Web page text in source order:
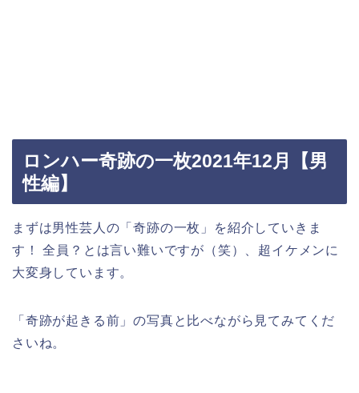
ロンハー奇跡の一枚2021年12月【男
性編】
まずは男性芸人の 「奇跡の一枚」
を紹介していきま
す！ 全員？とは言い難いですが（笑）、 超イケメンに
大変身 しています。
「奇跡が起きる前」の写真と比べながら見てみてくだ
さいね。